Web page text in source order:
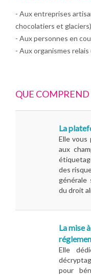
- Aux entreprises
chocolatiers et glaciers)
- Aux personnes en
- Aux organismes relais
QUE
La
Elle vous
aux
des
générale
du droit
La mise
Elle
pour